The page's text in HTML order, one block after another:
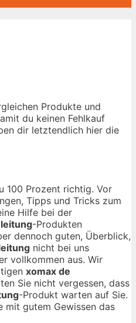
Produkte und
du keinen Fehlkauf
dir letztendlich hier die
100 Prozent richtig. Vor
Tipps und Tricks zum
Hilfe bei der
-Produkten
dennoch guten, Überblick,
nicht bei uns
vollkommen aus. Wir
xomax de
Sie nicht vergessen, dass
-Produkt warten auf Sie.
mit gutem Gewissen das